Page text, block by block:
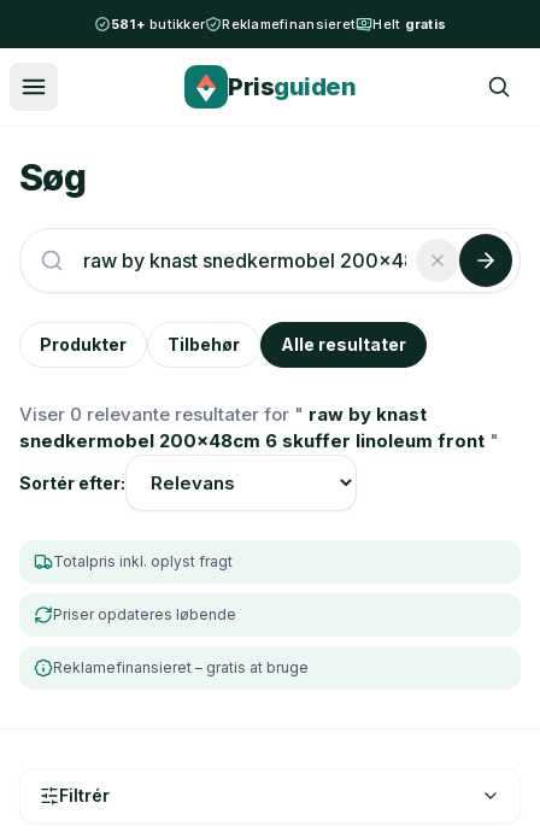
Spring til indhold
581+butikker Reklamefinansieret Helt gratis
Prisguiden
Søg
Produkter Tilbehør Alle resultater
Viser 0 relevante resultater for " raw by knast
snedkermobel 200x48cm 6 skuffer linoleum front "
Sortér efter:
Totalpris inkl. oplyst fragt
Priser opdateres løbende
Reklamefinansieret – gratis at bruge
Filtrér